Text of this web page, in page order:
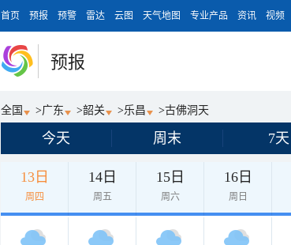
首页 预报 预警 雷达 云图 天气地图 专业产品 资讯 视频
预报
全国 >广东 >韶关 >乐昌 >古佛洞天
今天 周末 7天
13日
周四
14日
周五
15日
周六
16日
周日